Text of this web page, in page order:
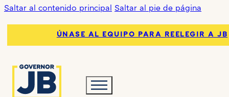
Saltar al contenido principal Saltar al pie de página
ÚNASE AL EQUIPO PARA REELEGIR A JB